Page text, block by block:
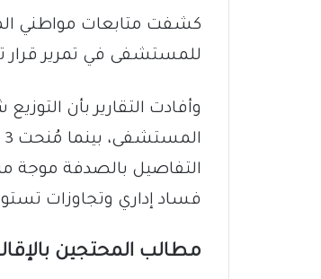
​كشفت متابعات مواطني
للمستشفى في تمرير قرار
التفاصيل بالصدفة موجة
فساد إداري وتجاوزات
​مطالب المحتجين